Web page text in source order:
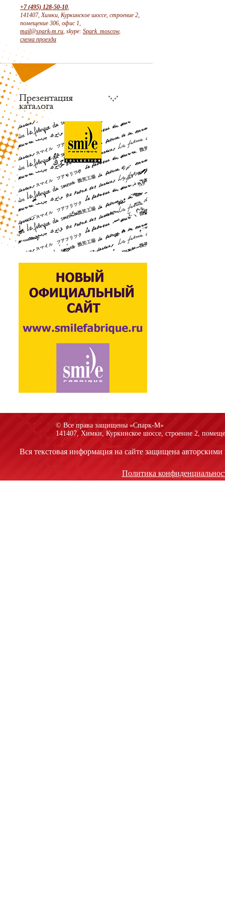
+7 (495) 128-50-10,
141407, Химки, Куркинское шоссе, строение 2,
помещение 306, офис 1,
mail@spark-m.ru, skype: Spark_moscow,
схема проезда
© Все права защищены «Спарк-M»
141407, Химки, Куркинское шоссе, строение 2,
Вся текстовая информация на сайте защищена
Политика